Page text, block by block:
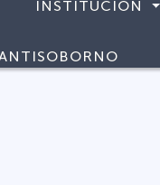
INSTITUCION